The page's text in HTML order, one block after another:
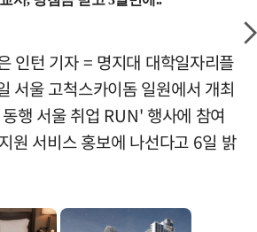
인턴 기자 = 명지대 대학일자리플
서울 고척스카이돔 일원에서 개최
행 서울 취업 RUN' 행사에 참여
원 서비스 홍보에 나선다고 6일 밝